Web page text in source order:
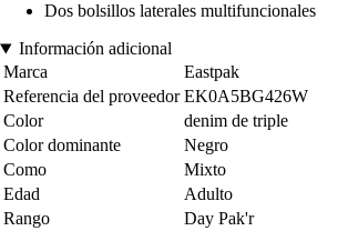
Dos bolsillos laterales multifuncionales
Información adicional
Marca
Eastpak
Referencia del proveedor EK0A5BG426W
Color
denim de triple
Color dominante
Negro
Como
Mixto
Edad
Adulto
Rango
Day Pak'r